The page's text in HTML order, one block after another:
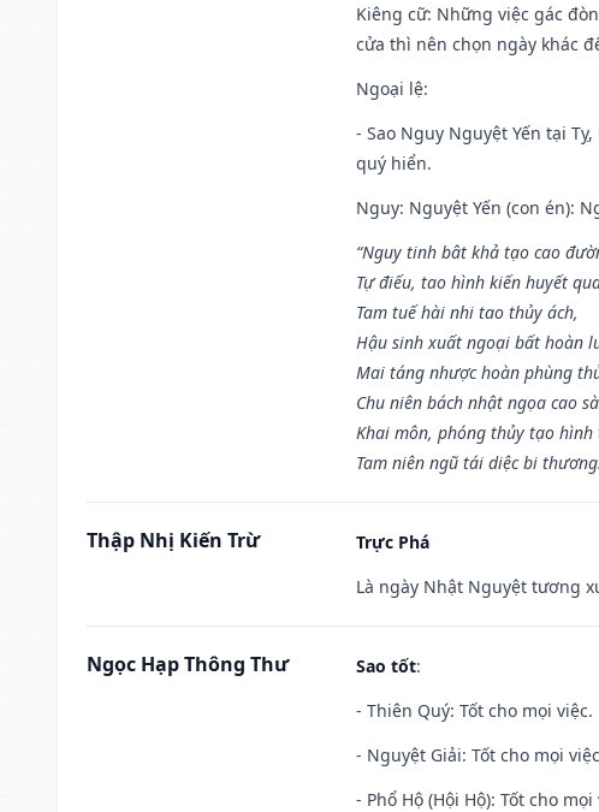
Kiêng cữ: Những việc gác
cửa thì nên chọn ngày khác
Ngoại lệ:
- Sao Nguy Nguyệt Yến tại
quý hiển.
Nguy: Nguyệt Yến (con én):
“Nguy tinh bât khả tạo cao
Tự điếu, tao hình kiến huyết
Tam tuế hài nhi tao thủy ách,
Hậu sinh xuất ngoại bất hoàn
Mai táng nhược hoàn phùng
Chu niên bách nhật ngọa cao
Khai môn, phóng thủy tạo hình
Tam niên ngũ tái diệc bi
Thập Nhị Kiến Trừ
Trực Phá
Là ngày Nhật Nguyệt tương
Ngọc Hạp Thông Thư Sao tốt:
- Thiên Quý: Tốt cho mọi việc.
- Nguyệt Giải: Tốt cho mọi
- Phổ Hộ (Hội Hộ): Tốt cho